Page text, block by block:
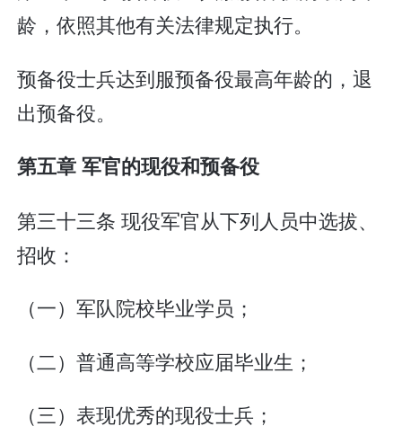
龄，依照其他有关法律规定执行。
预备役士兵达到服预备役最高年龄的，退
出预备役。
第五章 军官的现役和预备役
第三十三条 现役军官从下列人员中选拔、
招收：
（一）军队院校毕业学员；
（二）普通高等学校应届毕业生；
（三）表现优秀的现役士兵；